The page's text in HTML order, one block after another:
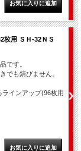
枚用 ＳＨ-32ＮＳ
です。
でも錆びません。
インアップ(96枚用